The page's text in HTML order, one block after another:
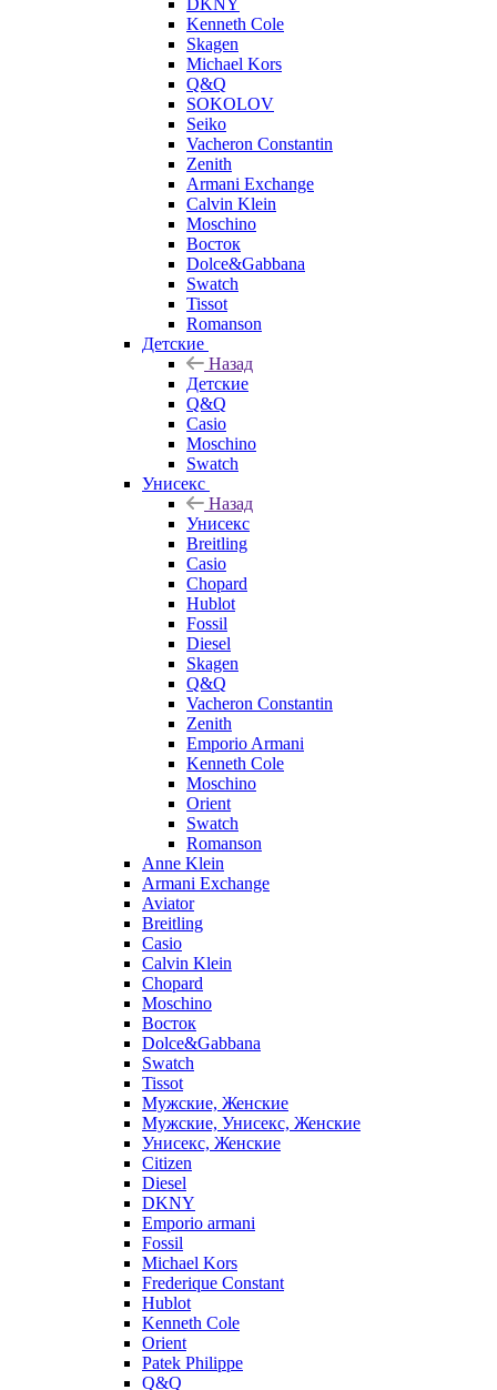
DKNY
Kenneth Cole
Skagen
Michael Kors
Q&Q
SOKOLOV
Seiko
Vacheron Constantin
Zenith
Armani Exchange
Calvin Klein
Moschino
Восток
Dolce&Gabbana
Swatch
Tissot
Romanson
Детские
Назад
Детские
Q&Q
Casio
Moschino
Swatch
Унисекс
Назад
Унисекс
Breitling
Casio
Chopard
Hublot
Fossil
Diesel
Skagen
Q&Q
Vacheron Constantin
Zenith
Emporio Armani
Kenneth Cole
Moschino
Orient
Swatch
Romanson
Anne Klein
Armani Exchange
Aviator
Breitling
Casio
Calvin Klein
Chopard
Moschino
Восток
Dolce&Gabbana
Swatch
Tissot
Мужские, Женские
Мужские, Унисекс, Женские
Унисекс, Женские
Citizen
Diesel
DKNY
Emporio armani
Fossil
Michael Kors
Frederique Constant
Hublot
Kenneth Cole
Orient
Patek Philippe
Q&Q